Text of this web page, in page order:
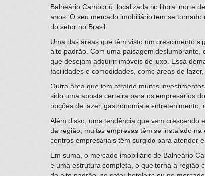
​Balneário Camboriú, localizada no litoral norte
anos. O seu mercado imobiliário tem se
do setor no Brasil.
Uma das áreas que têm visto um crescimento
alto padrão. Com uma paisagem
que desejam adquirir imóveis de luxo. Essa
facilidades e comodidades, como áreas de
Outra área que tem atraído muitos
sido uma aposta certeira para os empresários
opções de lazer, gastronomia e entretenimento,
Além disso, uma tendência que vem crescendo
da região, muitas empresas têm se instalado
centros empresariais têm surgido para atender
Em suma, o mercado imobiliário de Balneário
e uma estrutura completa, o que torna a região